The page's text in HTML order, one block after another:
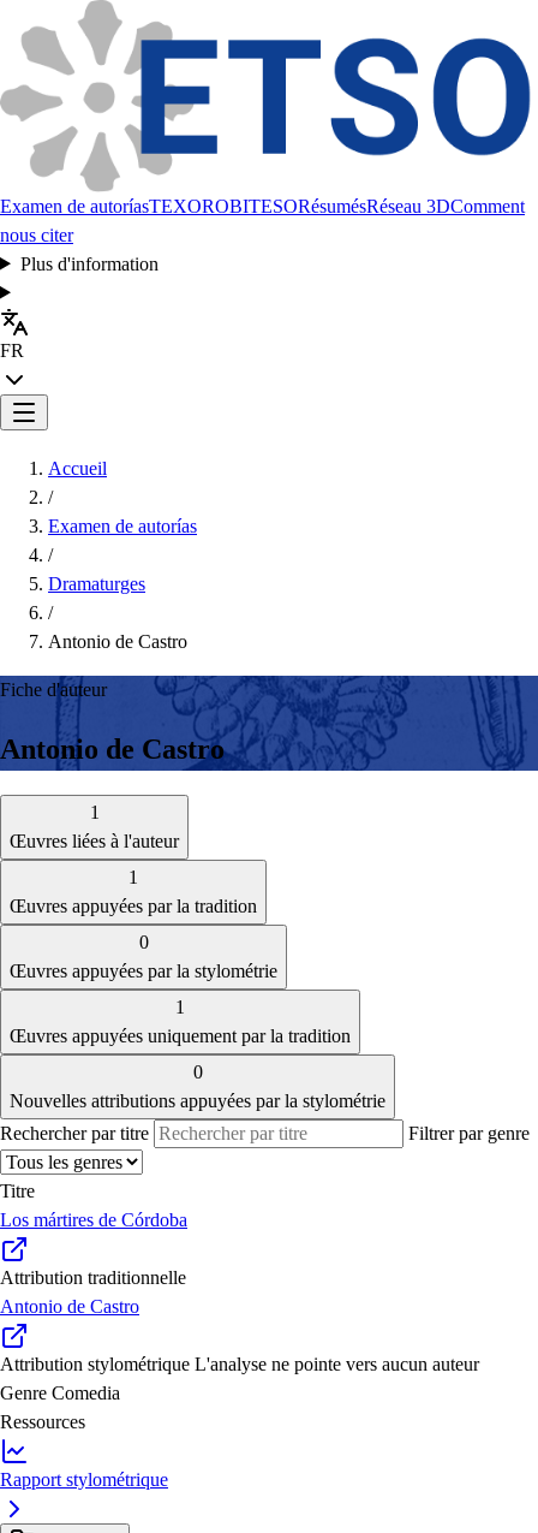
Examen de autoríasTEXOROBITESORésumésRéseau 3DComment
nous citer
Plus d'information
FR
Accueil
/
Examen de autorías
/
Dramaturges
/
Antonio de Castro
Fiche d'auteur
Antonio de Castro
1
Œuvres liées à l'auteur
1
Œuvres appuyées par la tradition
0
Œuvres appuyées par la stylométrie
1
Œuvres appuyées uniquement par la tradition
0
Nouvelles attributions appuyées par la stylométrie
Rechercher par titre
Filtrer par genre
Titre
Los mártires de Córdoba
Attribution traditionnelle
Antonio de Castro
Attribution stylométrique L'analyse ne pointe vers aucun auteur
Genre Comedia
Ressources
Rapport stylométrique